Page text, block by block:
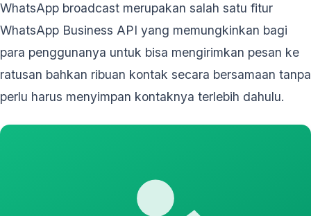
WhatsApp broadcast merupakan salah satu fitur
WhatsApp Business API yang memungkinkan bagi
para penggunanya untuk bisa mengirimkan pesan ke
ratusan bahkan ribuan kontak secara bersamaan tanpa
perlu harus menyimpan kontaknya terlebih dahulu.